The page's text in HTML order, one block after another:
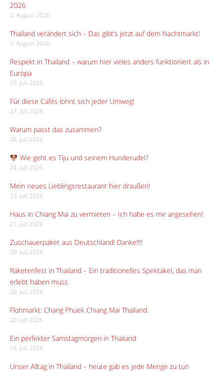
2026
2. August 2026
Thailand verändert sich – Das gibt’s jetzt auf dem Nachtmarkt!
1. August 2026
Respekt in Thailand – warum hier vieles anders funktioniert als in
Europa
29. Juli 2026
Für diese Cafés lohnt sich jeder Umweg!
27. Juli 2026
Warum passt das zusammen?
26. Juli 2026
Wie geht es Tiju und seinem Hunderudel?
24. Juli 2026
Mein neues Lieblingsrestaurant hier draußen!
23. Juli 2026
Haus in Chiang Mai zu vermieten – Ich habe es mir angesehen!
21. Juli 2026
Zuschauerpaket aus Deutschland! Danke!!!!
20. Juli 2026
Raketenfest in Thailand – Ein traditionelles Spektakel, das man
erlebt haben muss
20. Juli 2026
Flohmarkt: Chang Phuek Chiang Mai Thailand
20. Juli 2026
Ein perfekter Samstagmorgen in Thailand
18. Juli 2026
Unser Alltag in Thailand – heute gab es jede Menge zu tun